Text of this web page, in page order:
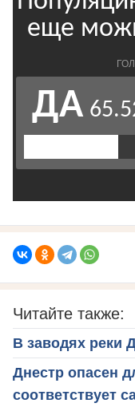
Читайте также:
В заводях реки
Днестр опасен
соответствует